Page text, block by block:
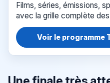
Films, séries, émissions,
avec la grille complète
Voir le programme